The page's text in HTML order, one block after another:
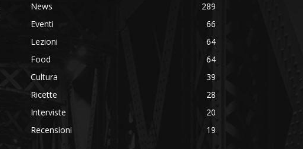
News
289
Eventi
66
Lezioni
64
Food
64
Cultura
39
Ricette
28
Interviste
20
Recensioni
19